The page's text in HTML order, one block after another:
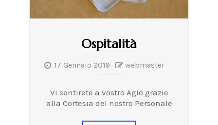
Ospitalità
17 Gennaio 2019 webmaster
Vi sentirete a vostro Agio grazie
alla Cortesia del nostro Personale